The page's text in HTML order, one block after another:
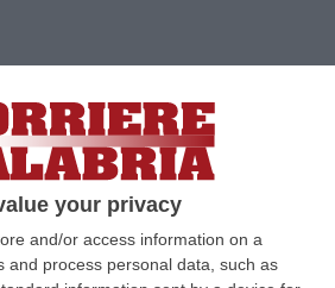
your privacy
and/or access information on a
and process personal data, such as
della Calabria” su Google News
un ragazzino in una
Il tredicenne stava
il circo quando V. G., un